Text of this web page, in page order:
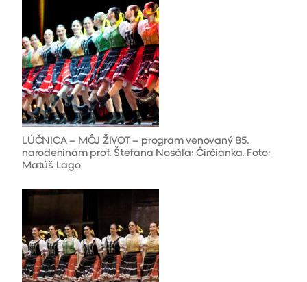
LÚČNICA – MÔJ ŽIVOT – program venovaný 85.
narodeninám prof. Štefana Nosáľa: Čirčianka. Foto:
Matúš Lago